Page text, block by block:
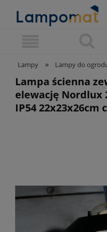
Lampy » Lampy do
Lampa ścienna
elewację Nordlux
IP54 22x23x26cm